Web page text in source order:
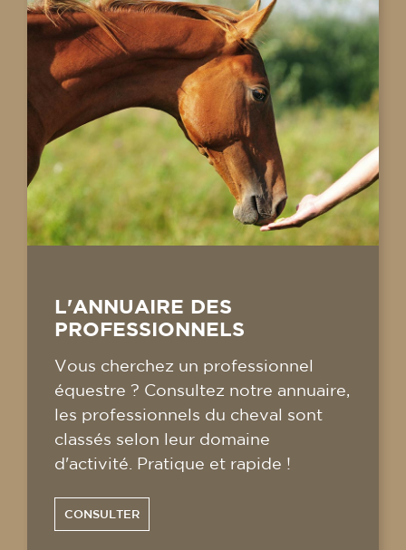
L'ANNUAIRE DES
PROFESSIONNELS
Vous cherchez un professionnel
équestre ? Consultez notre annuaire,
les professionnels du cheval sont
classés selon leur domaine
d'activité. Pratique et rapide !
CONSULTER